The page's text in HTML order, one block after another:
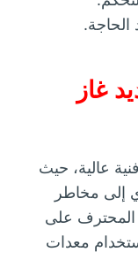
الحاجة.
غاز
عالية، حيث
إلى مخاطر
المحترف على
معدات